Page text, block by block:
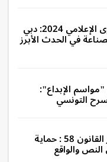
سوق دبي الدولي للمحتوى الإعلامي 2024: دبي
في الحدث الأبرز
"مواسم الإبداع":
التونسي
ست سنوات على صدور القانون 58 : حماية
والواقع